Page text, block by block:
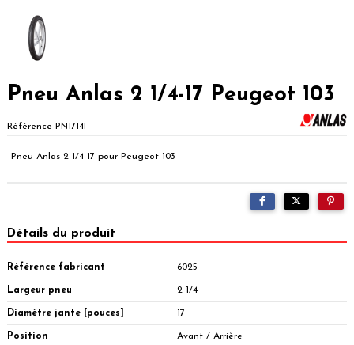
Pneu Anlas 2 1/4-17 Peugeot 103
Référence PN1714I
Pneu Anlas 2 1/4-17 pour Peugeot 103
Détails du produit
Référence fabricant 6025
Largeur pneu 2 1/4
Diamètre jante [pouces] 17
Position Avant / Arrière